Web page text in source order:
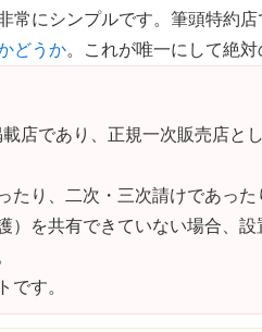
常にシンプルです。筆頭特約
どうか。これが唯一にして絶対
店であり、正規一次販売店と
り、二次・三次請けであった
）を共有できていない場合、
です。